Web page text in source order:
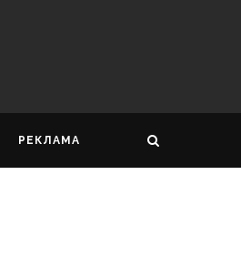
РЕКЛАМА